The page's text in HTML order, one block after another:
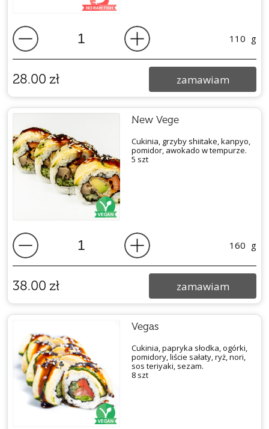
110 g
28.00 zł zamawiam
New Vege
Cukinia, grzyby shiitake, kanpyo,
pomidor, awokado w tempurze.
5 szt
160 g
38.00 zł zamawiam
Vegas
Cukinia, papryka słodka, ogórki,
pomidory, liście sałaty, ryż, nori,
sos teriyaki, sezam.
8 szt